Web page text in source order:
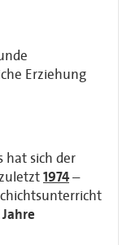
Erziehung
hat sich der
1974–